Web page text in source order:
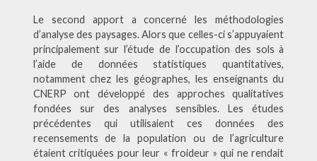
Le second apport a concerné les méthodologies
d’analyse des paysages. Alors que celles-ci s’appuyaient
principalement sur l’étude de l’occupation des sols à
l’aide de données statistiques quantitatives,
notamment chez les géographes, les enseignants du
CNERP ont développé des approches qualitatives
fondées sur des analyses sensibles. Les études
précédentes qui utilisaient ces données des
recensements de la population ou de l’agriculture
étaient critiquées pour leur « froideur » qui ne rendait